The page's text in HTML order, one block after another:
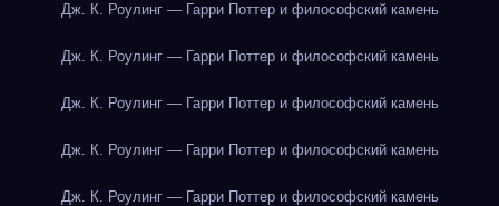
Дж. К. Роулинг — Гарри Поттер и философский камень
Дж. К. Роулинг — Гарри Поттер и философский камень
Дж. К. Роулинг — Гарри Поттер и философский камень
Дж. К. Роулинг — Гарри Поттер и философский камень
Дж. К. Роулинг — Гарри Поттер и философский камень